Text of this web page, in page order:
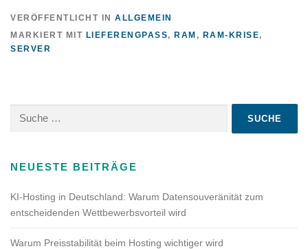
VERÖFFENTLICHT IN ALLGEMEIN
MARKIERT MIT LIEFERENGPASS, RAM , RAM-KRISE,
SERVER
nach:
NEUESTE BEITRÄGE
KI-Hosting in Deutschland: Warum Datensouveränität zum
entscheidenden Wettbewerbsvorteil wird
Warum Preisstabilität beim Hosting wichtiger wird